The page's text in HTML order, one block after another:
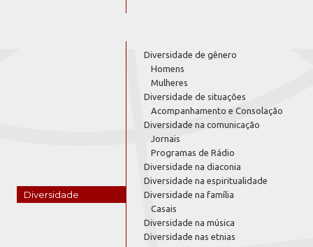
Diversidade
Diversidade de gênero
Homens
Mulheres
Diversidade de situações
Acompanhamento e Consolação
Diversidade na comunicação
Jornais
Programas de Rádio
Diversidade na diaconia
Diversidade na espiritualidade
Diversidade na família
Casais
Diversidade na música
Diversidade nas etnias